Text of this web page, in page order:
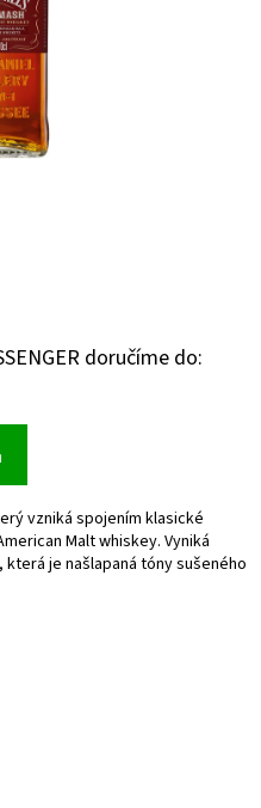
doručíme do:
vzniká spojením klasické
Malt whiskey. Vyniká
je našlapaná tóny sušeného